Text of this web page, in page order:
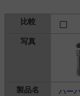
ハー